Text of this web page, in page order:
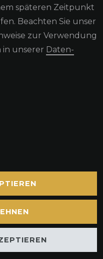
| Alle Rechte vorbehalten.
späteren Zeitpunkt
Beachten Sie unser
zur Verwendung
in unserer Daten­